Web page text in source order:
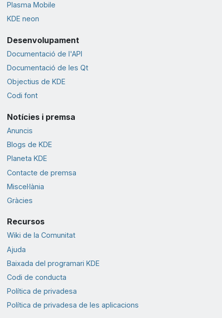
Plasma Mobile
KDE neon
Desenvolupament
Documentació de l'API
Documentació de les Qt
Objectius de KDE
Codi font
Notícies i premsa
Anuncis
Blogs de KDE
Planeta KDE
Contacte de premsa
Miscel·lània
Gràcies
Recursos
Wiki de la Comunitat
Ajuda
Baixada del programari KDE
Codi de conducta
Política de privadesa
Política de privadesa de les aplicacions